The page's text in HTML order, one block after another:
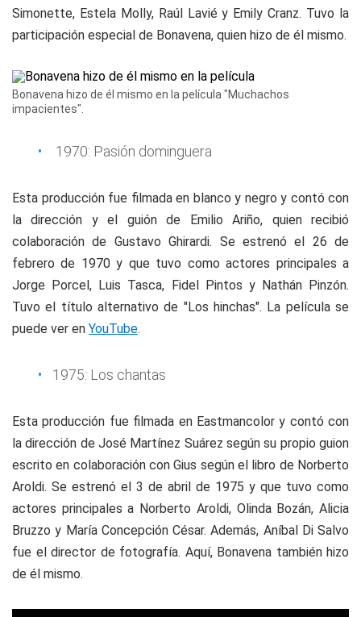
Simonette, Estela Molly, Raúl Lavié y Emily Cranz. Tuvo la
participación especial de Bonavena, quien hizo de él mismo.
Bonavena hizo de él mismo en la película "Muchachos
impacientes".
1970: Pasión dominguera
Esta producción fue filmada en blanco y negro y contó con
la dirección y el guión de Emilio Ariño, quien recibió
colaboración de Gustavo Ghirardi. Se estrenó el 26 de
febrero de 1970 y que tuvo como actores principales a
Jorge Porcel, Luis Tasca, Fidel Pintos y Nathán Pinzón.
Tuvo el título alternativo de "Los hinchas". La película se
puede ver en YouTube.
1975: Los chantas
Esta producción fue filmada en Eastmancolor y contó con
la dirección de José Martínez Suárez según su propio guion
escrito en colaboración con Gius según el libro de Norberto
Aroldi. Se estrenó el 3 de abril de 1975 y que tuvo como
actores principales a Norberto Aroldi, Olinda Bozán, Alicia
Bruzzo y María Concepción César. Además, Aníbal Di Salvo
fue el director de fotografía. Aquí, Bonavena también hizo
de él mismo.